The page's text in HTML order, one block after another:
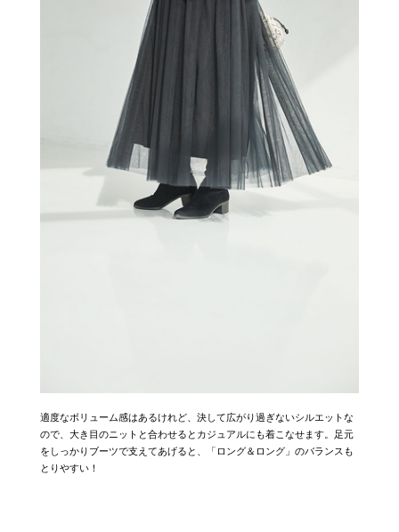
適度なボリューム感はあるけれど、決して広がり過ぎないシルエットな
ので、大き目のニットと合わせるとカジュアルにも着こなせます。足元
をしっかりブーツで支えてあげると、「ロング＆ロング」のバランスも
とりやすい！